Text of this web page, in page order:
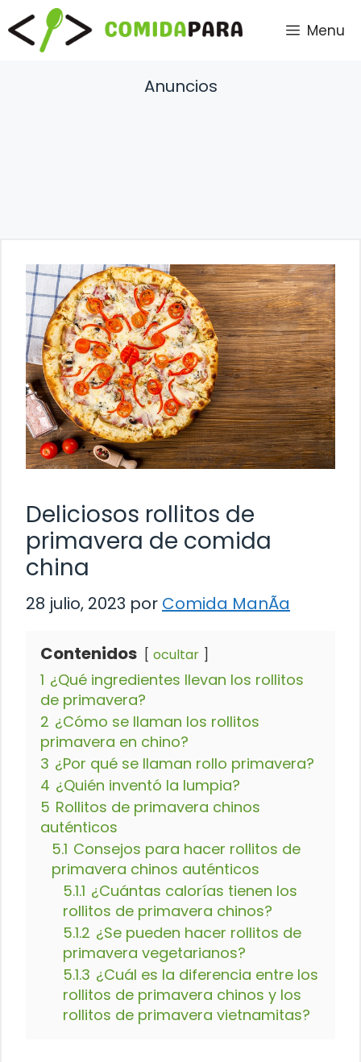
Saltar
al
contenido
Menu
Anuncios
Deliciosos rollitos de
primavera de comida
china
28 julio, 2023 por Comida ManÃ­a
Contenidos ocultar
1 ¿Qué ingredientes llevan los rollitos
de primavera?
2 ¿Cómo se llaman los rollitos
primavera en chino?
3 ¿Por qué se llaman rollo primavera?
4 ¿Quién inventó la lumpia?
5 Rollitos de primavera chinos
auténticos
5.1 Consejos para hacer rollitos de
primavera chinos auténticos
5.1.1 ¿Cuántas calorías tienen los
rollitos de primavera chinos?
5.1.2 ¿Se pueden hacer rollitos de
primavera vegetarianos?
5.1.3 ¿Cuál es la diferencia entre los
rollitos de primavera chinos y los
rollitos de primavera vietnamitas?